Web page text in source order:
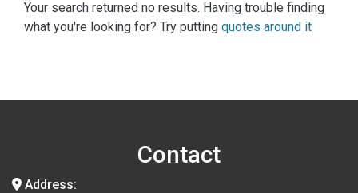
Your search returned no results. Having trouble finding
what you're looking for? Try putting quotes around it
Contact
Address: